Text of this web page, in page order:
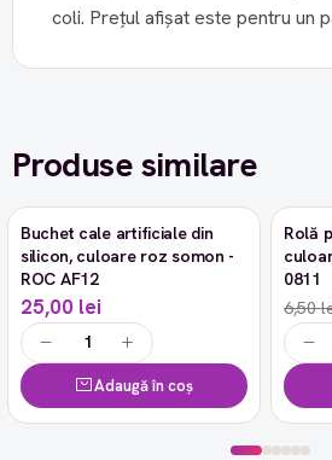
coli. Prețul afișat este pentru un
Produse similare
Buchet cale artificiale din
silicon, culoare roz somon -
ROC AF12
25,00 lei
Adaugă în coș
-9%
Rolă
0811
6,50